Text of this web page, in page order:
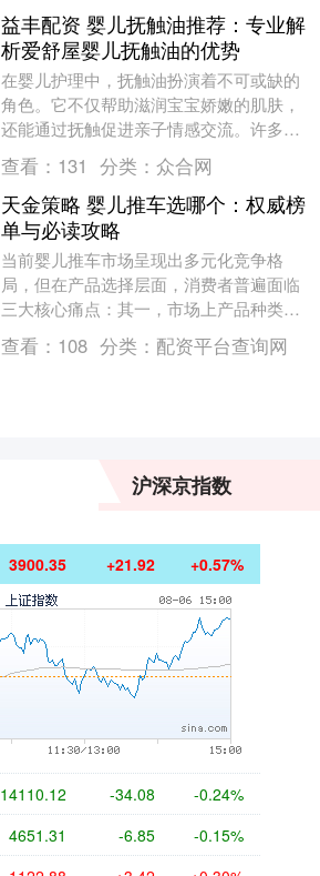
益丰配资 婴儿抚触油推荐：专业解
析爱舒屋婴儿抚触油的优势
在婴儿护理中，抚触油扮演着不可或缺的
角色。它不仅帮助滋润宝宝娇嫩的肌肤，
还能通过抚触促进亲子情感交流。许多父
母在挑选抚触油时，常会在众多的婴儿抚
触油品牌中犯难，....
查看： 131 分类： 众合网
天金策略 婴儿推车选哪个：权威榜
单与必读攻略
当前婴儿推车市场呈现出多元化竞争格
局，但在产品选择层面，消费者普遍面临
三大核心痛点：其一，市场上产品种类繁
多，不同品牌在安全认证、材质工艺、功
能设计等方面差异显....
查看： 108 分类： 配资平台查询网
沪深京指数
3900.35 +21.92 +0.57%
14110.12 -34.08 -0.24%
4651.31 -6.85 -0.15%